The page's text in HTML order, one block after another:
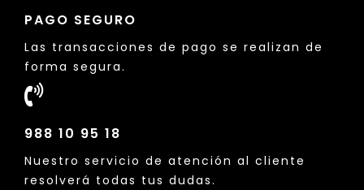
PAGO SEGURO
Las transacciones de pago se realizan de
forma segura.
988 10 95 18
Nuestro servicio de atención al cliente
resolverá todas tus dudas.